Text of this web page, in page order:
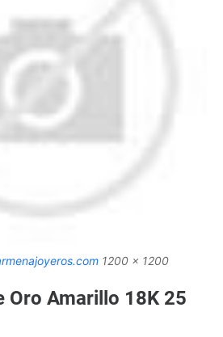
1200 x 1200
Oro Amarillo 18K 25